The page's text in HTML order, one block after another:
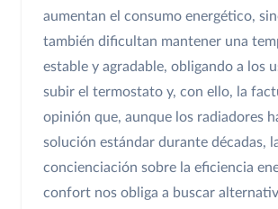
aumentan el consumo energético,
también dificultan mantener una
estable y agradable, obligando a los
subir el termostato y, con ello, la
opinión que, aunque los radiadores
solución estándar durante décadas,
concienciación sobre la eficiencia
confort nos obliga a buscar